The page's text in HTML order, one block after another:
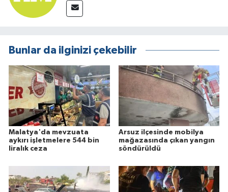
Bunlar da ilginizi çekebilir
Malatya'da mevzuata
aykırı işletmelere 544 bin
liralık ceza
Arsuz ilçesinde mobilya
mağazasında çıkan yangın
söndürüldü